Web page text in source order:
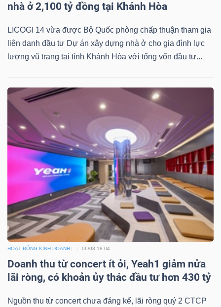
nhà ở 2,100 tỷ đồng tại Khánh Hòa
LICOGI 14 vừa được Bộ Quốc phòng chấp thuận tham gia
liên danh đầu tư Dự án xây dựng nhà ở cho gia đình lực
lượng vũ trang tại tỉnh Khánh Hòa với tổng vốn đầu tư...
HOẠT ĐỘNG KINH DOANH 06/08 18:04
Doanh thu từ concert ít ỏi, Yeah1 giảm nửa
lãi ròng, có khoản ủy thác đầu tư hơn 430 tỷ
Nguồn thu từ concert chưa đáng kể, lãi ròng quý 2 CTCP